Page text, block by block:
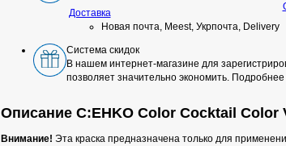
Доставка
Новая почта, Meest, Укрпочта, Delivery
Система скидок
В нашем интернет-магазине для
позволяет значительно экономить.
Описание C:EHKO Color Cocktail Color
Внимание! Эта краска предназначена только для